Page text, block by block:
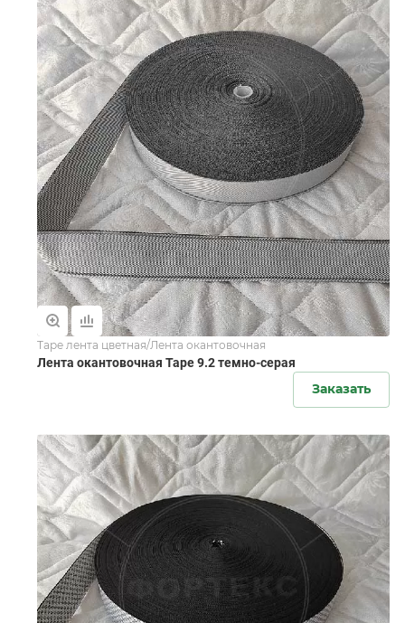
Tape лента цветная/Лента окантовочная
Лента окантовочная Tape 9.2 темно-серая
Заказать